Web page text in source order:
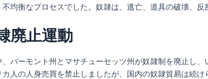
均衡なプロセスでした。奴隷は、逃亡、道具の破壊、反
廃止運動
バーモント州とマサチューセッツ州が奴隷制を廃止し
人の人身売買を禁止しましたが、国内の奴隷貿易は続